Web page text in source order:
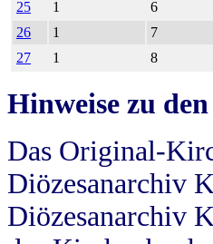
25
1 6
26
1 7
27
1 8
Hinweise zu
Das Original-
Diözesanarchiv
Diözesanarchiv